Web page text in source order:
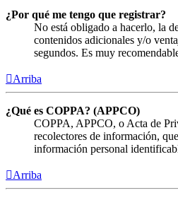
¿Por qué me tengo que registrar?
No está obligado a hacerlo, la
contenidos adicionales y/o
segundos. Es muy
Arriba
¿Qué es COPPA? (APPCO)
COPPA, APPCO, o Acta de
recolectores de información,
información personal
Arriba